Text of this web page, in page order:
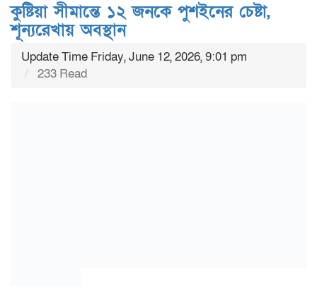
কুষ্টিয়া সীমান্তে ১২ জনকে পুশইনের চেষ্টা,
শূন্যরেখায় অবস্থান
Update Time Friday, June 12, 2026, 9:01 pm
233 Read